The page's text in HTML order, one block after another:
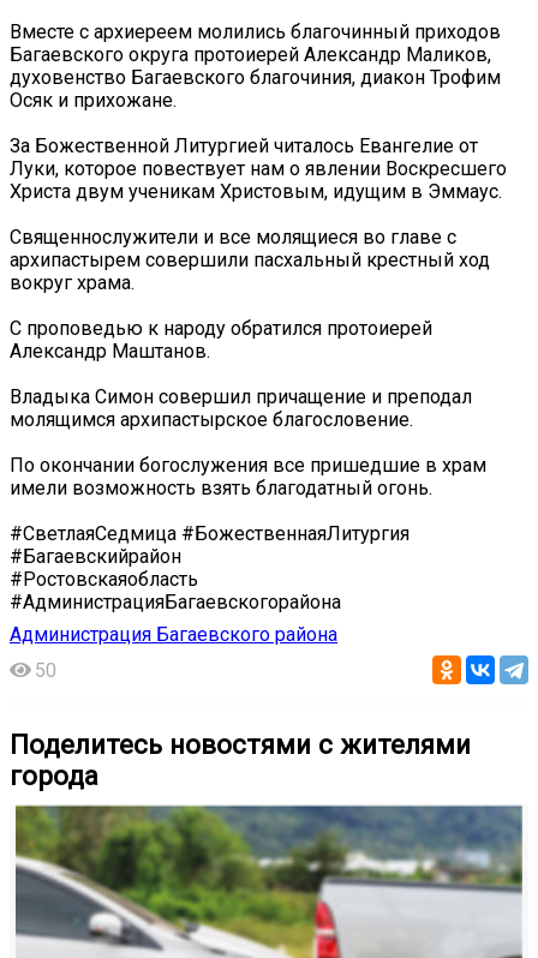
Вместе с архиереем молились благочинный приходов
Багаевского округа протоиерей Александр Маликов,
духовенство Багаевского благочиния, диакон Трофим
Осяк и прихожане.
За Божественной Литургией читалось Евангелие от
Луки, которое повествует нам о явлении Воскресшего
Христа двум ученикам Христовым, идущим в Эммаус.
Священнослужители и все молящиеся во главе с
архипастырем совершили пасхальный крестный ход
вокруг храма.
С проповедью к народу обратился протоиерей
Александр Маштанов.
Владыка Симон совершил причащение и преподал
молящимся архипастырское благословение.
По окончании богослужения все пришедшие в храм
имели возможность взять благодатный огонь.
#СветлаяСедмица #БожественнаяЛитургия
#Багаевскийрайон
#Ростовскаяобласть
#АдминистрацияБагаевскогорайона
Администрация Багаевского района
50
Поделитесь новостями с жителями
города